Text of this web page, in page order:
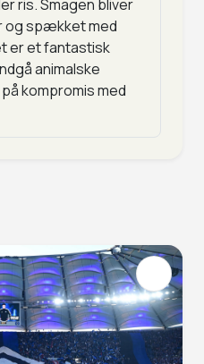
ris. Smagen bliver
og spækket med
er et fantastisk
animalske
kompromis med